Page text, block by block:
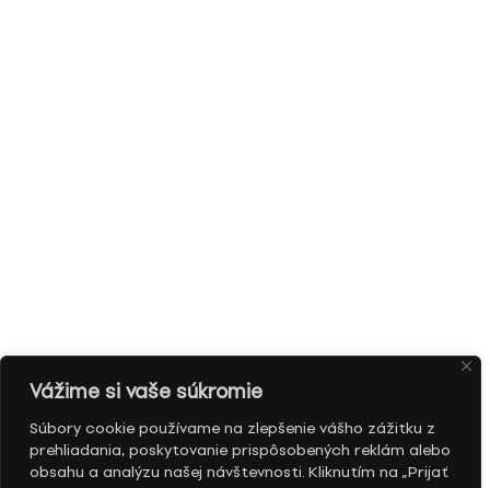
Vážime si vaše súkromie
Súbory cookie používame na zlepšenie vášho zážitku z
prehliadania, poskytovanie prispôsobených reklám alebo
obsahu a analýzu našej návštevnosti. Kliknutím na „Prijať